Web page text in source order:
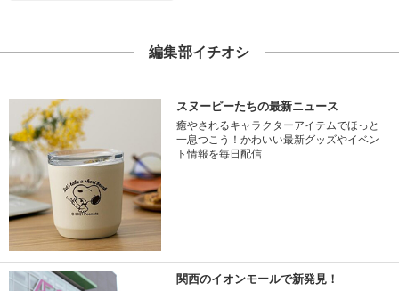
編集部イチオシ
スヌーピーたちの最新ニュース
癒やされるキャラクターアイテムでほっと
一息つこう！かわいい最新グッズやイベン
ト情報を毎日配信
関西のイオンモールで新発見！